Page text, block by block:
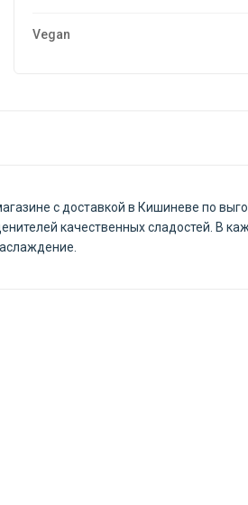
Vegan
с доставкой в Кишиневе по
качественных сладостей. В